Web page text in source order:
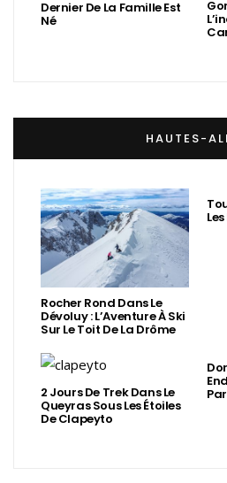
Dernier De La Famille Est
Né
HAUTES-
Rocher Rond Dans Le
Dévoluy : L’Aventure À Ski
Sur Le Toit De La Drôme
2 Jours De Trek Dans Le
Queyras Sous Les Étoiles
De Clapeyto